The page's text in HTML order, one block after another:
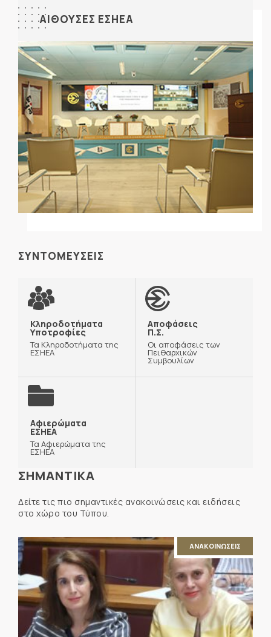
ΑΙΘΟΥΣΕΣ ΕΣΗΕΑ
ΣΥΝΤΟΜΕΥΣΕΙΣ
Κληροδοτήματα
Υποτροφίες
Τα Κληροδοτήματα της
ΕΣΗΕΑ
Αποφάσεις
Π.Σ.
Οι αποφάσεις των
Πειθαρχικών
Συμβουλίων
Αφιερώματα
ΕΣΗΕΑ
Τα Αφιερώματα της
ΕΣΗΕΑ
ΣΗΜΑΝΤΙΚΑ
Δείτε τις πιο σημαντικές ανακοινώσεις και ειδήσεις
στο χώρο του Τύπου.
ΑΝΑΚΟΙΝΩΣΕΙΣ